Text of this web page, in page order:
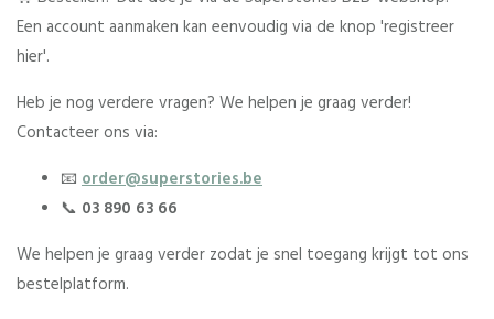
Een account aanmaken kan eenvoudig via de knop 'registreer
hier'.
Heb je nog verdere vragen? We helpen je graag verder!
Contacteer ons via:
📧 order@superstories.be
📞 03 890 63 66
We helpen je graag verder zodat je snel toegang krijgt tot ons
bestelplatform.